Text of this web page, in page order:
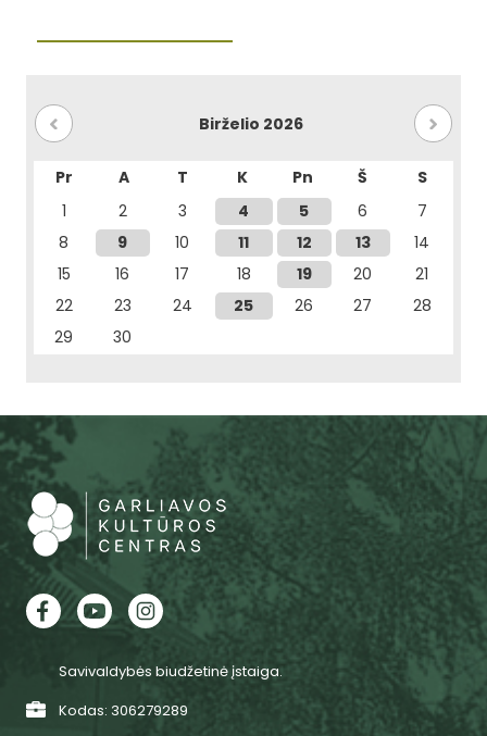
Birželio 2026
Pr A T K Pn Š
S
1
2 3 4 5 6
7
8
9 10 11 12 13
14
15
16 17 18 19 20
21
22
23 24 25 26 27
28
29
30
Savivaldybės biudžetinė įstaiga.
Kodas: 306279289